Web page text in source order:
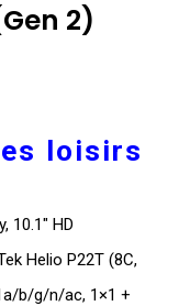
2)
490,000.
loisirs
10.1″ HD
Helio P22T (8C,
b/g/n/ac, 1×1 +